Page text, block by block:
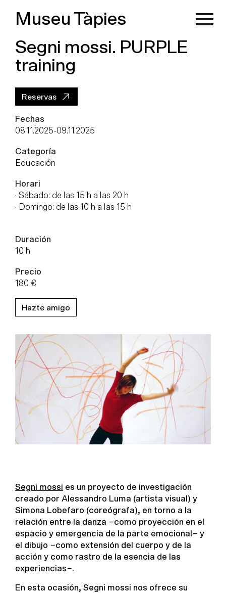
Museu Tàpies
Segni mossi. PURPLE
training
Reservas
Fechas
08.11.2025-09.11.2025
Categoría
Educación
Horari
· Sábado: de las 15 h a las 20 h
· Domingo: de las 10 h a las 15 h
Duración
10 h
Precio
180 €
Hazte amigo
Segni mossi es un proyecto de investigación
creado por Alessandro Luma (artista visual) y
Simona Lobefaro (coreógrafa), en torno a la
relación entre la danza −como proyección en el
espacio y emergencia de la parte emocional− y
el dibujo −como extensión del cuerpo y de la
acción y como rastro de la esencia de las
experiencias−.
En esta ocasión, Segni mossi nos ofrece su